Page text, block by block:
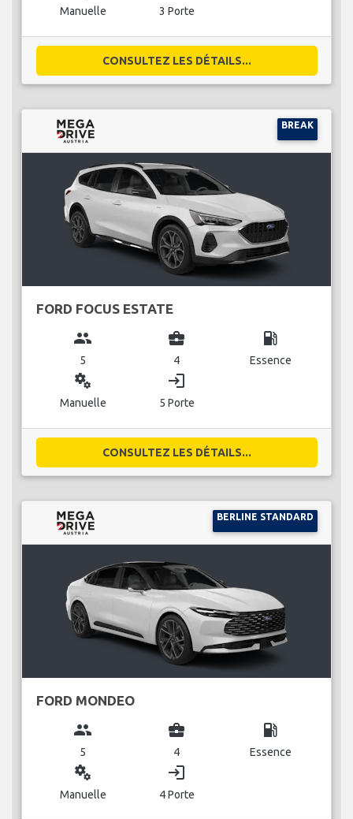
Manuelle 3 Porte
CONSULTEZ LES DÉTAILS...
BREAK
FORD FOCUS ESTATE
group
5
business_center
4
local_gas_station
Essence
miscellaneous_services
Manuelle
login
5 Porte
CONSULTEZ LES DÉTAILS...
BERLINE STANDARD
FORD MONDEO
group
5
business_center
4
local_gas_station
Essence
miscellaneous_services
Manuelle
login
4 Porte